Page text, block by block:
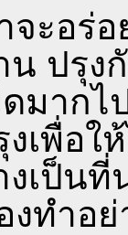
จะอร่อ
น ปรุง
ดมาก
งเพื่อ
เป็นที่
งทำอ